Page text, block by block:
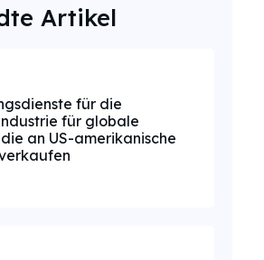
Artikel
für die
für globale
an US-amerikanische